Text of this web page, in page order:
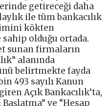
getireceği daha
ile tüm bankacılık
kökten
olduğu ortada.
sunan firmaların
alanında
belirtmekte fayda
493 sayılı Kanun
Açık Bankacılık’ta,
ve “Hesap